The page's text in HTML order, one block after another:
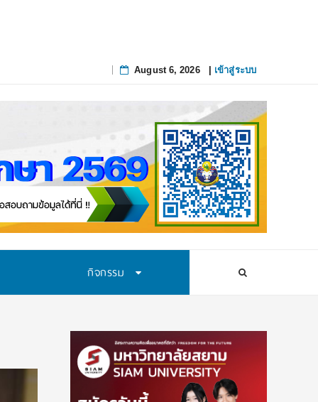
August 6, 2026| เข้าสู่ระบบ
กิจกรรม